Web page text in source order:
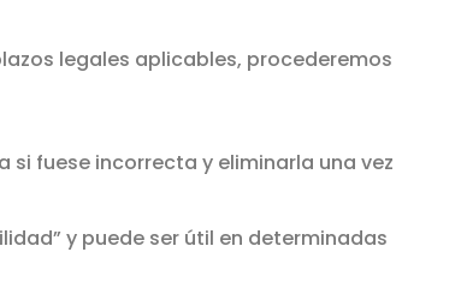
legales aplicables, procederemos
fuese incorrecta y eliminarla una vez
y puede ser útil en determinadas